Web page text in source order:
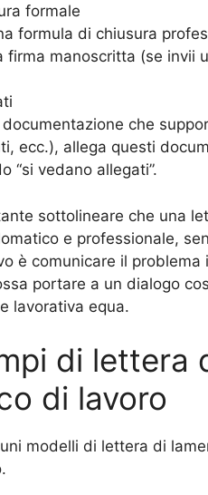
formale
formula di chiusura
firma manoscritta (se invii
documentazione che
ecc.), allega questi
“si vedano allegati”.
sottolineare che una
e professionale,
è comunicare il
portare a un dialogo
lavorativa equa.
di lettera
di lavoro
modelli di lettera di